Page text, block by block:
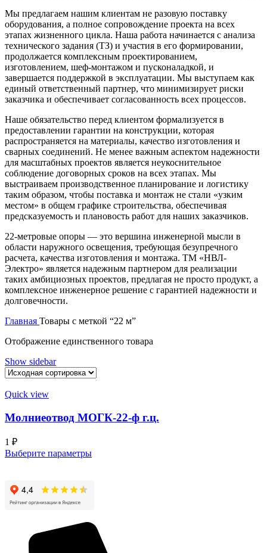
Мы предлагаем нашим клиентам не разовую поставку
оборудования, а полное сопровождение проекта на всех
этапах жизненного цикла. Наша работа начинается с анализа
технического задания (ТЗ) и участия в его формировании,
продолжается комплексным проектированием,
изготовлением, шеф-монтажом и пусконаладкой, и
завершается поддержкой в эксплуатации. Мы выступаем как
единый ответственный партнер, что минимизирует риски
заказчика и обеспечивает согласованность всех процессов.
Наше обязательство перед клиентом формализуется в
предоставлении гарантии на конструкции, которая
распространяется на материалы, качество изготовления и
сварных соединений. Не менее важным аспектом надежности
для масштабных проектов является неукоснительное
соблюдение договорных сроков на всех этапах. Мы
выстраиваем производственное планирование и логистику
таким образом, чтобы поставка и монтаж не стали «узким
местом» в общем графике строительства, обеспечивая
предсказуемость и плановость работ для наших заказчиков.
22-метровые опоры — это вершина инженерной мысли в
области наружного освещения, требующая безупречного
расчета, качества изготовления и монтажа. ТМ «НВЛ-
Электро» является надежным партнером для реализации
таких амбициозных проектов, предлагая не просто продукт, а
комплексное инженерное решение с гарантией надежности и
долговечности.
Главная Товары с меткой “22 м”
Отображение единственного товара
Show sidebar
Quick view
Молниеотвод МОГК-22-ф г.ц.
1 ₽
Выберите параметрыЭтот
выбрать
на
странице